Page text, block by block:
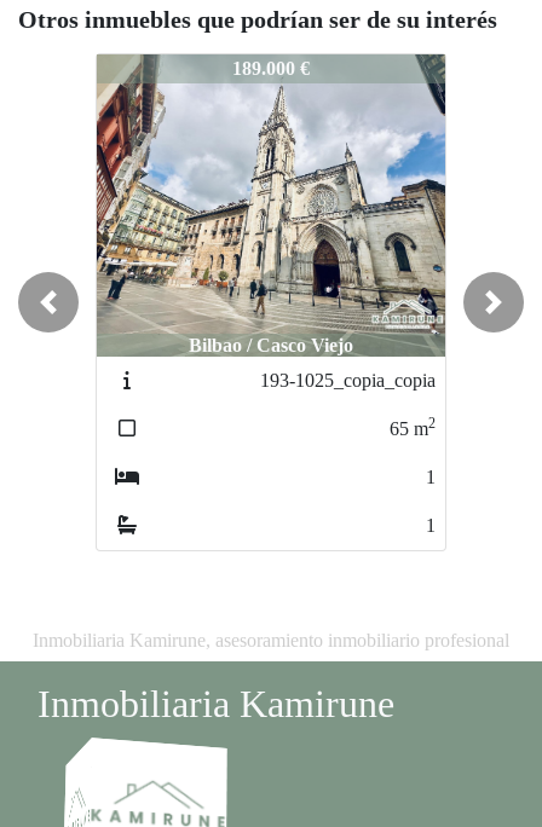
Otros inmuebles que podrían ser de su interés
189.000 €
Bilbao / Casco Viejo
193-1025_copia_copia
296-0326 189.000 €
Bilbao / Casco Viejo
193-1025_copia
65m
Previous Next
Inmobiliaria Kamirune, asesoramiento inmobiliario profesional
Inmobiliaria Kamirune